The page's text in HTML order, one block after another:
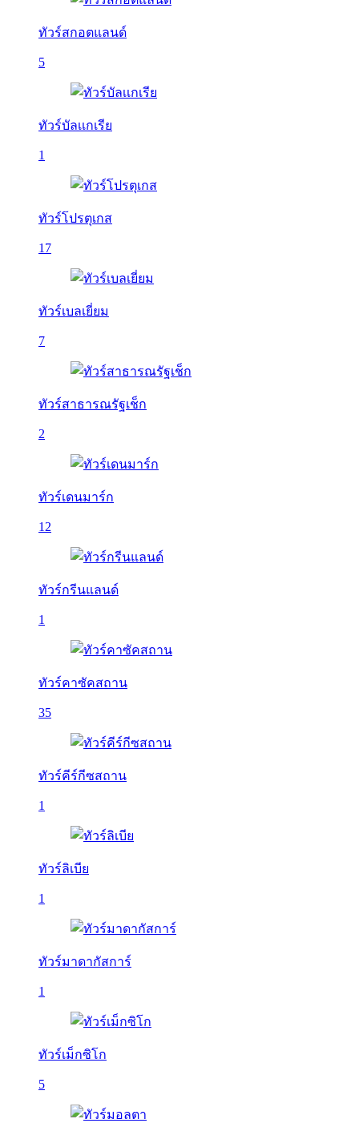
ทัวร์สกอตแลนด์
5
ทัวร์บัลเเกเรีย
1
ทัวร์โปรตุเกส
17
ทัวร์เบลเยี่ยม
7
ทัวร์สาธารณรัฐเช็ก
2
ทัวร์เดนมาร์ก
12
ทัวร์กรีนแลนด์
1
ทัวร์คาซัคสถาน
35
ทัวร์คีร์กีซสถาน
1
ทัวร์ลิเบีย
1
ทัวร์มาดากัสการ์
1
ทัวร์เม็กซิโก
5